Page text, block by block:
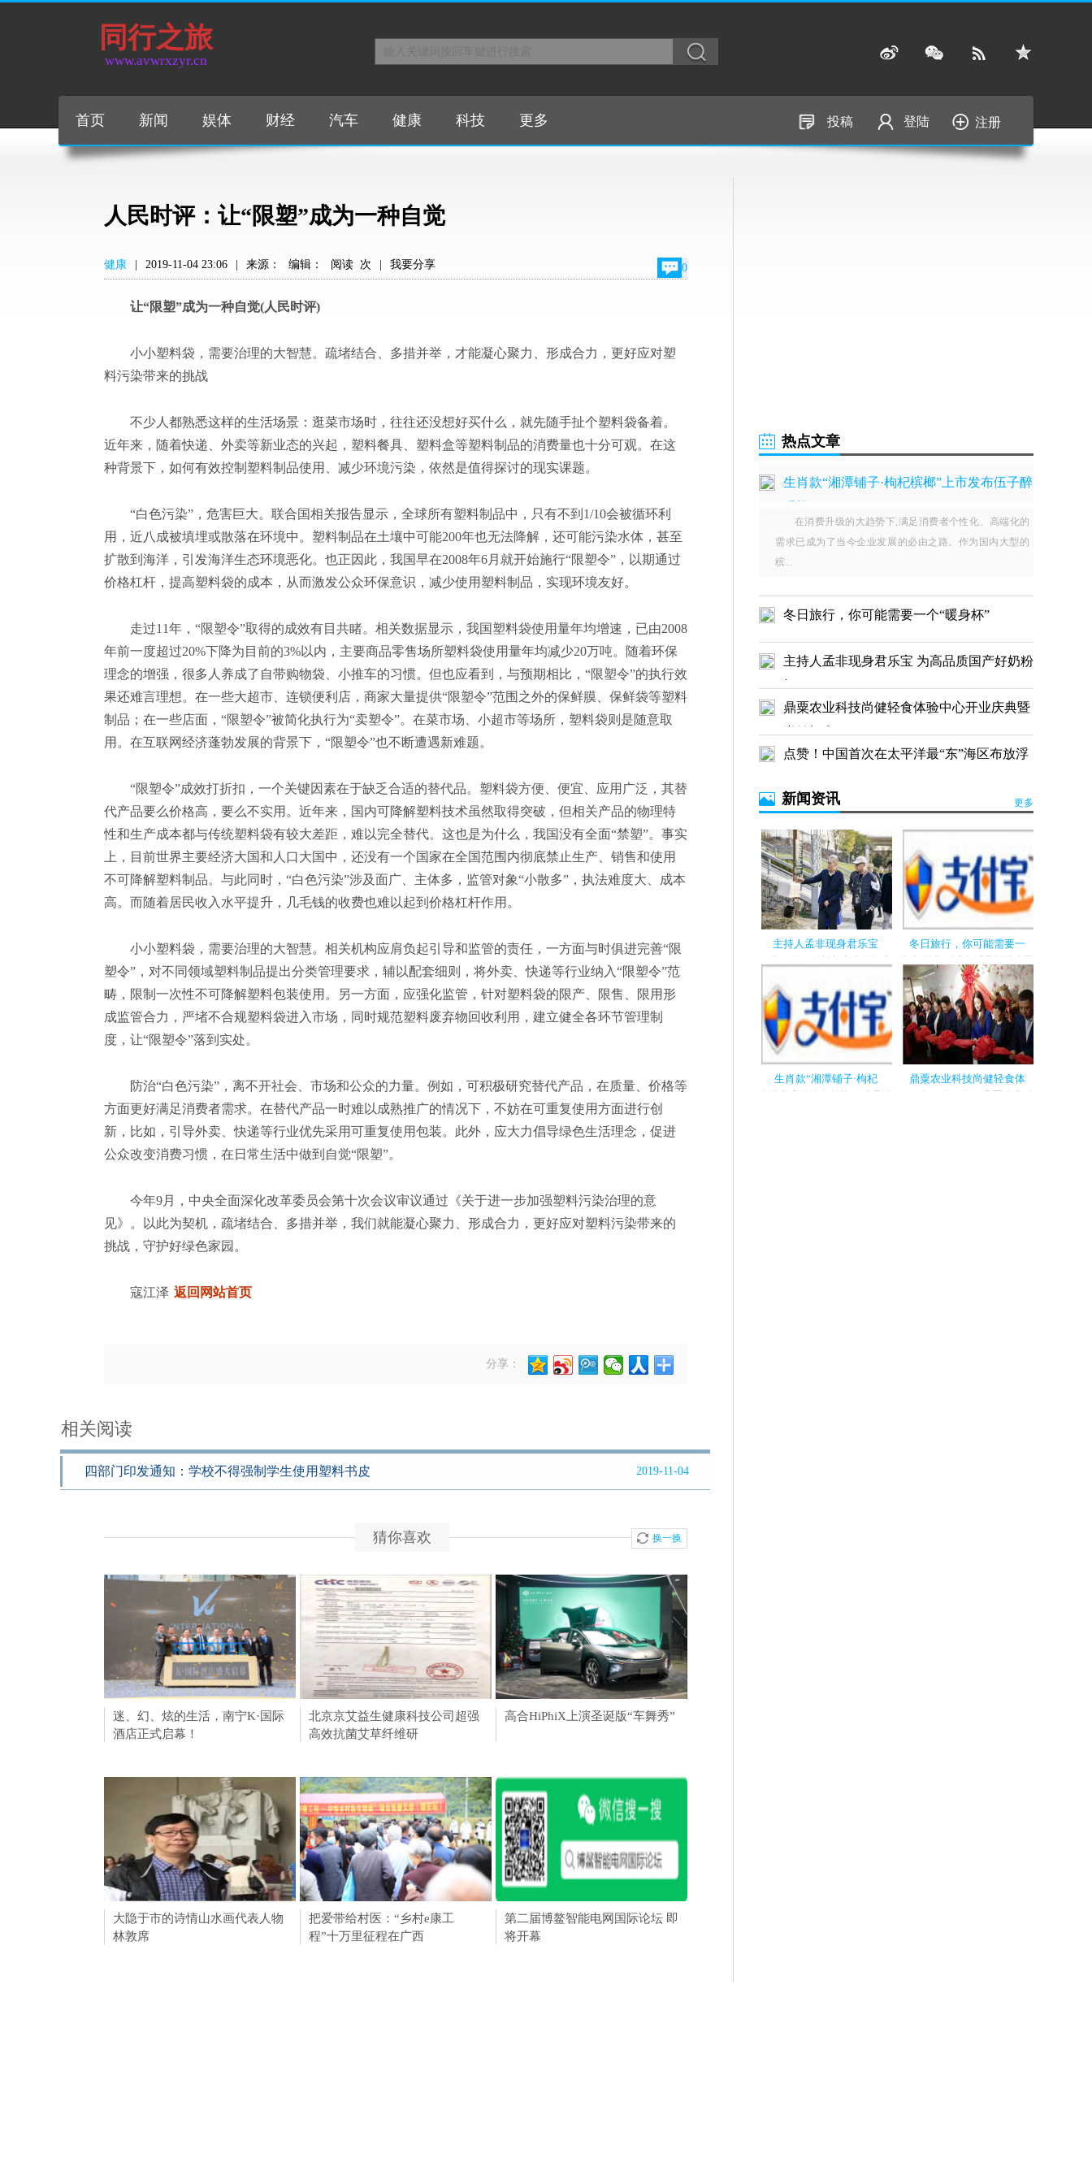
同行之旅
www.avwrxzyr.cn
首页 新闻 娱体 财经 汽车 健康 科技 更多 投稿 登陆 注册
人民时评：让“限塑”成为一种自觉
健康 2019-11-04 23:06 来源： 编辑： 阅读 次 我要分享 0
让“限塑”成为一种自觉(人民时评)
小小塑料袋，需要治理的大智慧。疏堵结合、多措并举，才能凝心聚力、形成合力，更好应对塑
料污染带来的挑战
不少人都熟悉这样的生活场景：逛菜市场时，往往还没想好买什么，就先随手扯个塑料袋备着。
近年来，随着快递、外卖等新业态的兴起，塑料餐具、塑料盒等塑料制品的消费量也十分可观。在这
种背景下，如何有效控制塑料制品使用、减少环境污染，依然是值得探讨的现实课题。
“白色污染”，危害巨大。联合国相关报告显示，全球所有塑料制品中，只有不到1/10会被循环利
用，近八成被填埋或散落在环境中。塑料制品在土壤中可能200年也无法降解，还可能污染水体，甚至
扩散到海洋，引发海洋生态环境恶化。也正因此，我国早在2008年6月就开始施行“限塑令”，以期通过
价格杠杆，提高塑料袋的成本，从而激发公众环保意识，减少使用塑料制品，实现环境友好。
走过11年，“限塑令”取得的成效有目共睹。相关数据显示，我国塑料袋使用量年均增速，已由2008
年前一度超过20%下降为目前的3%以内，主要商品零售场所塑料袋使用量年均减少20万吨。随着环保
理念的增强，很多人养成了自带购物袋、小推车的习惯。但也应看到，与预期相比，“限塑令”的执行效
果还难言理想。在一些大超市、连锁便利店，商家大量提供“限塑令”范围之外的保鲜膜、保鲜袋等塑料
制品；在一些店面，“限塑令”被简化执行为“卖塑令”。在菜市场、小超市等场所，塑料袋则是随意取
用。在互联网经济蓬勃发展的背景下，“限塑令”也不断遭遇新难题。
“限塑令”成效打折扣，一个关键因素在于缺乏合适的替代品。塑料袋方便、便宜、应用广泛，其替
代产品要么价格高，要么不实用。近年来，国内可降解塑料技术虽然取得突破，但相关产品的物理特
性和生产成本都与传统塑料袋有较大差距，难以完全替代。这也是为什么，我国没有全面“禁塑”。事实
上，目前世界主要经济大国和人口大国中，还没有一个国家在全国范围内彻底禁止生产、销售和使用
不可降解塑料制品。与此同时，“白色污染”涉及面广、主体多，监管对象“小散多”，执法难度大、成本
高。而随着居民收入水平提升，几毛钱的收费也难以起到价格杠杆作用。
小小塑料袋，需要治理的大智慧。相关机构应肩负起引导和监管的责任，一方面与时俱进完善“限
塑令”，对不同领域塑料制品提出分类管理要求，辅以配套细则，将外卖、快递等行业纳入“限塑令”范
畴，限制一次性不可降解塑料包装使用。另一方面，应强化监管，针对塑料袋的限产、限售、限用形
成监管合力，严堵不合规塑料袋进入市场，同时规范塑料废弃物回收利用，建立健全各环节管理制
度，让“限塑令”落到实处。
防治“白色污染”，离不开社会、市场和公众的力量。例如，可积极研究替代产品，在质量、价格等
方面更好满足消费者需求。在替代产品一时难以成熟推广的情况下，不妨在可重复使用方面进行创
新，比如，引导外卖、快递等行业优先采用可重复使用包装。此外，应大力倡导绿色生活理念，促进
公众改变消费习惯，在日常生活中做到自觉“限塑”。
今年9月，中央全面深化改革委员会第十次会议审议通过《关于进一步加强塑料污染治理的意
见》。以此为契机，疏堵结合、多措并举，我们就能凝心聚力、形成合力，更好应对塑料污染带来的
挑战，守护好绿色家园。
寇江泽 返回网站首页
分享：
相关阅读
四部门印发通知：学校不得强制学生使用塑料书皮 2019-11-04
猜你喜欢 换一换
迷、幻、炫的生活，南宁K·国际
酒店正式启幕！
帮帮君设计服务一对一个性定
制，让设计没烦恼
高合汽车发布1000公里电池包升
北京京艾益生健康科技公司超强
高效抗菌艾草纤维研
山东籍运动员李震被中国钓鱼运
高合HiPhiX上演圣诞版“车舞秀”
大隐于市的诗情山水画代表人物
林敦席
即墨古城：“文以载道，礼衣华
夏”主题活动元旦盛
骏图陶瓷|金秋连下三城
把爱带给村医：“乡村e康工
程”十万里征程在广西
WPMMC X MIUS——国际时装
周上的大放异彩
第二届博鳌智能电网国际论坛 即
将开幕
热点文章
生肖款“湘潭铺子·枸杞槟榔”上市发布伍子醉
在消费升级的大趋势下,满足消费者个性化、高端化的
需求已成为了当今企业发展的必由之路。作为国内大型的
槟...
冬日旅行，你可能需要一个“暖身杯”
主持人孟非现身君乐宝 为高品质国产好奶粉
打call
鼎粟农业科技尚健轻食体验中心开业庆典暨
尚健轻食
点赞！中国首次在太平洋最“东”海区布放浮
南极论坛“2019南极低碳行活动”拉开序幕
新闻资讯 更多
主持人孟非现身君乐宝
庄，探访君...
冬日旅行，你可能需要一
各个地区,在纠结去哪里旅游之
前,是...
生肖款“湘潭铺子·枸杞 鼎粟农业科技尚健轻食体